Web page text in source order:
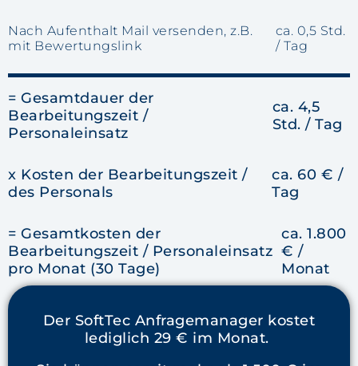
Nach Aufenthalt Mail versenden, z.B.
mit Bewertungslink
ca. 0,5 Std.
/ Tag
= Gesamtdauer der
Bearbeitungszeit /
Personaleinsatz
ca. 4,5
Std. / Tag
x Kosten der Bearbeitungszeit /
des Personals
ca. 60 € /
Tag
= Gesamtkosten der
Bearbeitungszeit / Personaleinsatz
pro Monat (30 Tage)
ca. 1.800
€ /
Monat
Der SoftTec Anfragemanager kostet
lediglich 29 € im Monat.